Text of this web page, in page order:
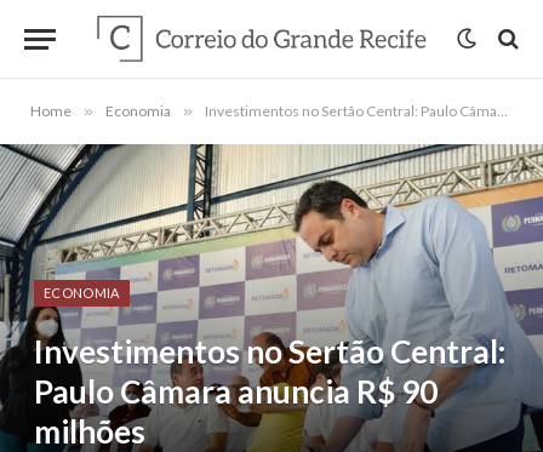
Home » Economia » Investimentos no Sertão Central: Paulo Câmara anuncia R$ 90 milhões
ECONOMIA
Investimentos no Sertão Central:
Paulo Câmara anuncia R$ 90
milhões